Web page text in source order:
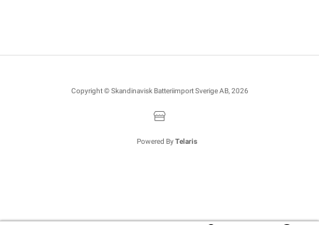
Copyright © Skandinavisk Batteriimport Sverige AB, 2026
Powered ByTelaris